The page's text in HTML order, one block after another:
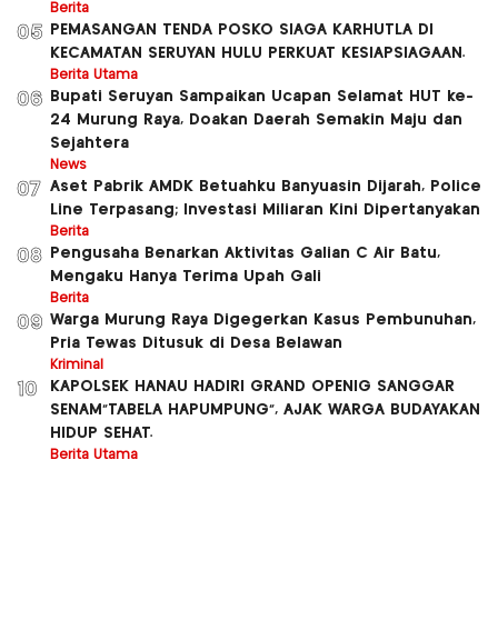
Berita
05
PEMASANGAN TENDA POSKO SIAGA KARHUTLA DI
KECAMATAN SERUYAN HULU PERKUAT KESIAPSIAGAAN.
Berita Utama
06
Bupati Seruyan Sampaikan Ucapan Selamat HUT ke-
24 Murung Raya, Doakan Daerah Semakin Maju dan
Sejahtera
News
07 Aset Pabrik AMDK Betuahku Banyuasin Dijarah, Police
Line Terpasang; Investasi Miliaran Kini Dipertanyakan
Berita
08
Pengusaha Benarkan Aktivitas Galian C Air Batu,
Mengaku Hanya Terima Upah Gali
Berita
09 Warga Murung Raya Digegerkan Kasus Pembunuhan,
Pria Tewas Ditusuk di Desa Belawan
Kriminal
10
KAPOLSEK HANAU HADIRI GRAND OPENIG SANGGAR
SENAM”TABELA HAPUMPUNG”, AJAK WARGA BUDAYAKAN
HIDUP SEHAT.
Berita Utama